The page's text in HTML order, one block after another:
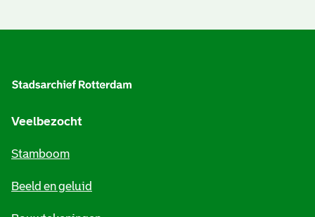
Veelbezocht
Stamboom
Beeld en geluid